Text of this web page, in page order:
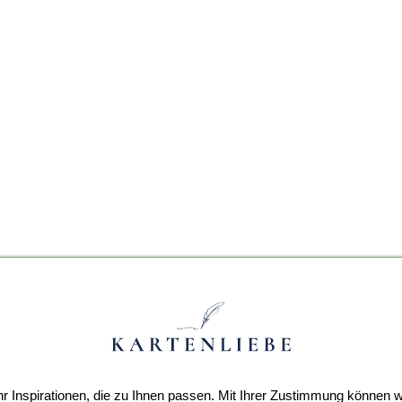
Inspirationen, die zu Ihnen passen. Mit Ihrer Zustimmung können